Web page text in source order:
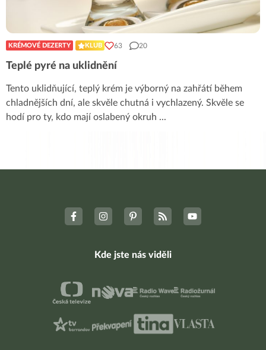
KRÉMOVÉ DEZERTY KLUB 63 20
Teplé pyré na uklidnění
Tento uklidňující, teplý krém je výborný na zahřátí během
chladnějších dní, ale skvěle chutná i vychlazený. Skvěle se
hodí pro ty, kdo mají oslabený okruh ...
Kde jste nás viděli